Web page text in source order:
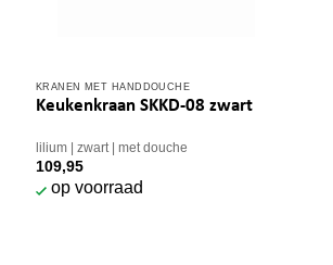
KRANEN MET HANDDOUCHE
Keukenkraan SKKD-08 zwart
lilium zwart met douche
109,95
op voorraad